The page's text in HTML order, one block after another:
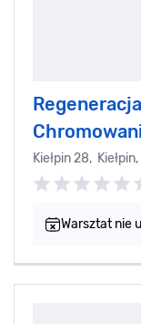
Kiełpin 28, Kiełpin,
Warsztat nie